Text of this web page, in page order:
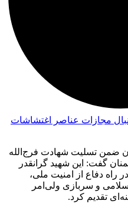
مجازات عناصر اغتشاشات